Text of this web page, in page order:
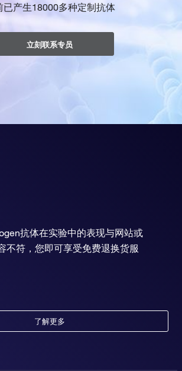
已产生18000多种定制抗体
立刻联系专员
抗体在实验中的表现与网站或
不符，您即可享受免费退换货服
了解更多